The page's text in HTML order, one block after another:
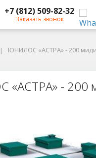
+7 (812) 509-82-32
Заказать звонок
200 миди
ЮНИЛОС «АСТРА» - 200 миди
- 200